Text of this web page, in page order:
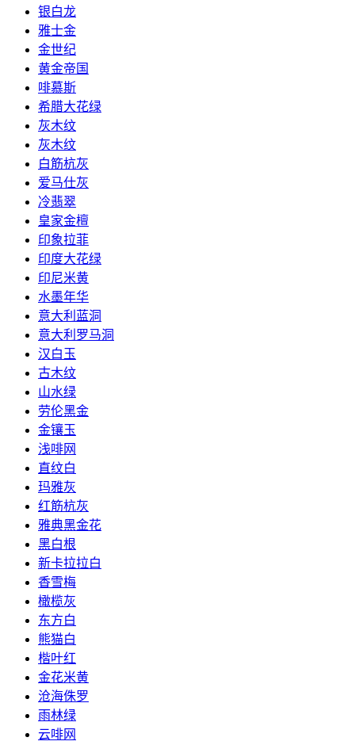
银白龙
雅士金
金世纪
黄金帝国
啡慕斯
希腊大花绿
灰木纹
灰木纹
白筋杭灰
爱马仕灰
冷翡翠
皇家金檀
印象拉菲
印度大花绿
印尼米黄
水墨年华
意大利蓝洞
意大利罗马洞
汉白玉
古木纹
山水绿
劳伦黑金
金镶玉
浅啡网
直纹白
玛雅灰
红筋杭灰
雅典黑金花
黑白根
新卡拉拉白
香雪梅
橄榄灰
东方白
熊猫白
楷叶红
金花米黄
沧海侏罗
雨林绿
云啡网